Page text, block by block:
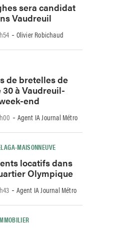
sera candidat
Vaudreuil
-Olivier Robichaud
de bretelles de
30 à Vaudreuil-
end
-Agent IA Journal Métro
MAISONNEUVE
locatifs dans
Olympique
-Agent IA Journal Métro